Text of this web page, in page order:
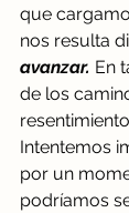
que
nos resulta
avanzar. En
de los
Intentemos
por un
podríamos